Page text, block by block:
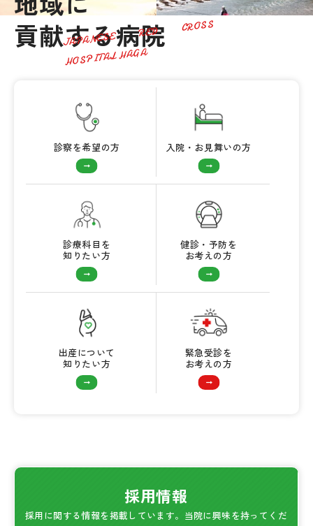
貢献する病院
JAPANESE
RED
CROSS
HOSPITAL HAGA
診察を希望の方 入院・お見舞いの方
診療科目を
知りたい方
健診・予防を
お考えの方
出産について
知りたい方
緊急受診を
お考えの方
採用情報
採用に関する情報を掲載しています。当院に興味を持ってくだ